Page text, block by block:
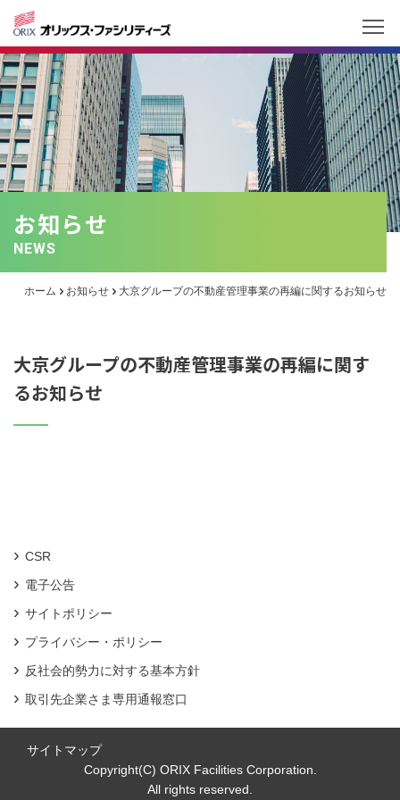
お知らせ
NEWS
ホーム お知らせ 大京グループの不動産管理事業の再編に関するお知らせ
大京グループの不動産管理事業の再編に関す
るお知らせ
CSR
電子公告
サイトポリシー
プライバシー・ポリシー
反社会的勢力に対する基本方針
取引先企業さま専用通報窓口
サイトマップ
Copyright(C) ORIX Facilities Corporation.
All rights reserved.